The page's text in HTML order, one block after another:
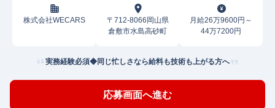
株式会社WECARS
〒712-8066岡山県
倉敷市水島高砂町
月給26万9600円～
44万7200円
実務経験必須◆同じ忙しさなら給料も技術も上がる方へ
応募画面へ進む